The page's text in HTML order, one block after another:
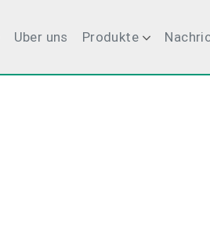
Uber uns Produkte